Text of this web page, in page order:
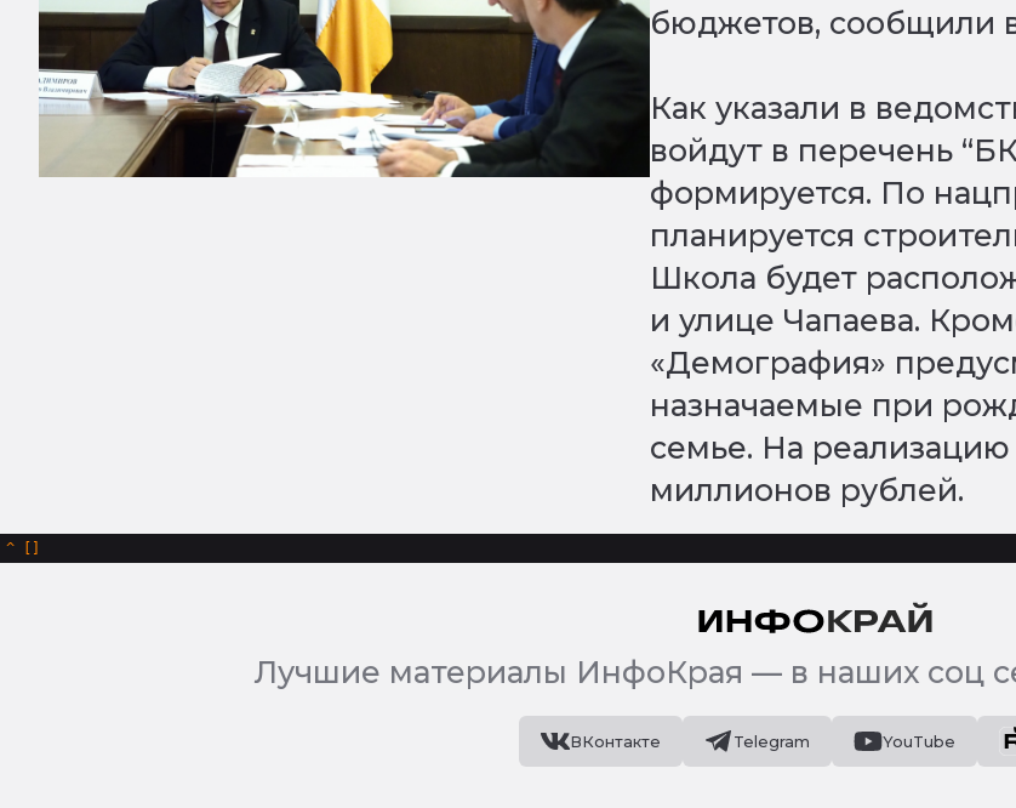
бюджетов, сообщили
Как указали в
войдут в перечень
формируется. По
планируется
Школа будет
и улице Чапаева.
«Демография»
назначаемые при
семье. На
миллионов рублей.
^
Лучшие материалы ИнфоКрая — в наших соц
ВКонтакте Telegram YouTube